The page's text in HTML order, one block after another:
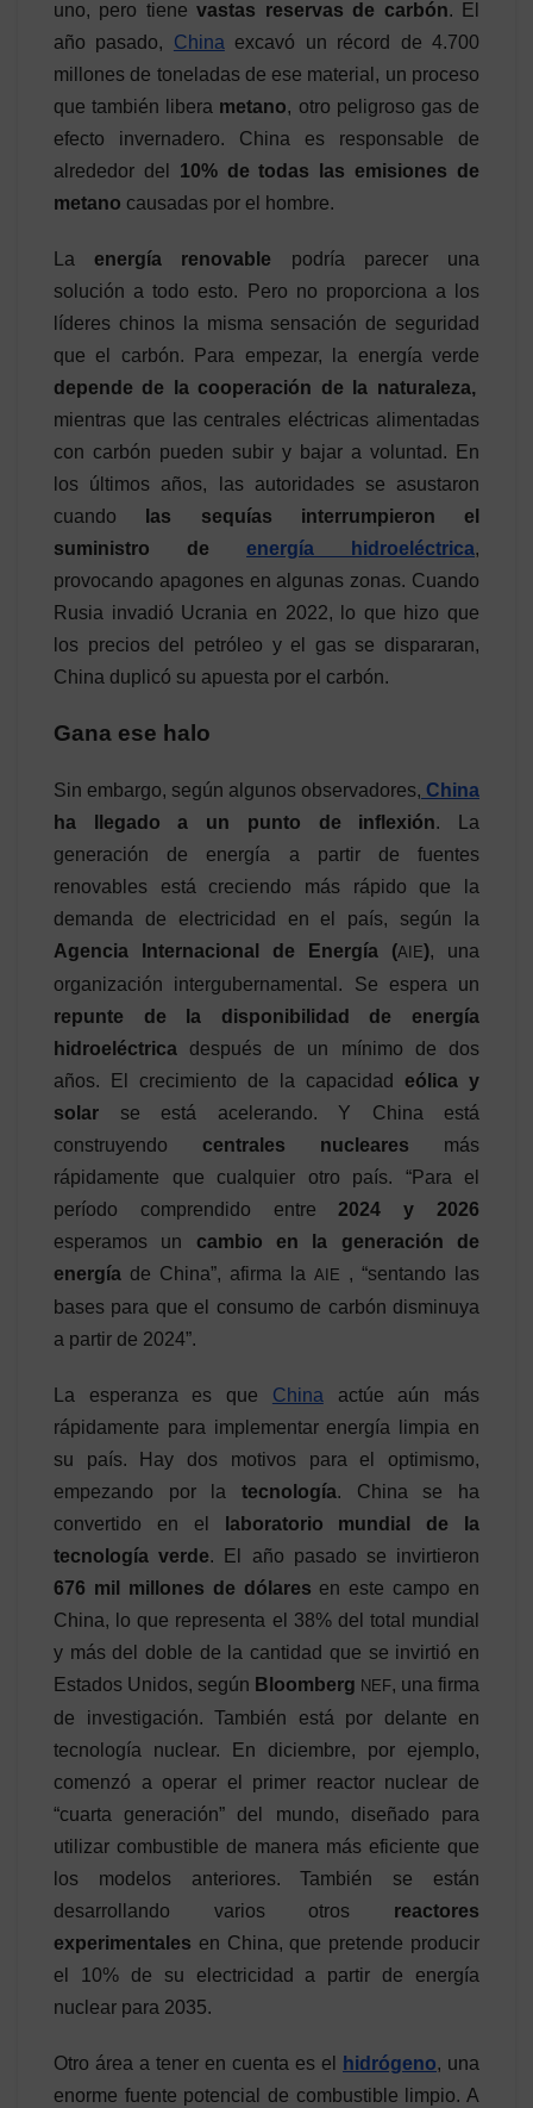
uno, pero tiene vastas reservas de carbón. El
año pasado, China excavó un récord de 4.700
millones de toneladas de ese material, un proceso
que también libera metano, otro peligroso gas de
efecto invernadero. China es responsable de
alrededor del 10% de todas las emisiones de
metano causadas por el hombre.
La energía renovable podría parecer una
solución a todo esto. Pero no proporciona a los
líderes chinos la misma sensación de seguridad
que el carbón. Para empezar, la energía verde
depende de la cooperación de la naturaleza,
mientras que las centrales eléctricas alimentadas
con carbón pueden subir y bajar a voluntad. En
los últimos años, las autoridades se asustaron
cuando las sequías interrumpieron el
suministro de energía hidroeléctrica,
provocando apagones en algunas zonas. Cuando
Rusia invadió Ucrania en 2022, lo que hizo que
los precios del petróleo y el gas se dispararan,
China duplicó su apuesta por el carbón.
Gana ese halo
Sin embargo, según algunos observadores, China
ha llegado a un punto de inflexión. La
generación de energía a partir de fuentes
renovables está creciendo más rápido que la
demanda de electricidad en el país, según la
Agencia Internacional de Energía (AIE), una
organización intergubernamental. Se espera un
repunte de la disponibilidad de energía
hidroeléctrica después de un mínimo de dos
años. El crecimiento de la capacidad
eólica y
solar se está acelerando. Y China está
construyendo centrales nucleares más
rápidamente que cualquier otro país. “Para el
período comprendido entre2024 y 2026
esperamos un cambio en la generación de
energía de China”, afirma la AIE , “sentando las
bases para que el consumo de carbón disminuya
a partir de 2024”.
La esperanza es que China actúe aún más
rápidamente para implementar energía limpia en
su país. Hay dos motivos para el optimismo,
empezando por la tecnología. China se ha
convertido en el
laboratorio mundial de la
tecnología verde. El año pasado se invirtieron
676 mil millones de dólares en este campo en
China, lo que representa el 38% del total mundial
y más del doble de la cantidad que se invirtió en
Estados Unidos, según Bloomberg NEF, una firma
de investigación. También está por delante en
tecnología nuclear. En diciembre, por ejemplo,
comenzó a operar el primer reactor nuclear de
“cuarta generación” del mundo, diseñado para
utilizar combustible de manera más eficiente que
los modelos anteriores. También se están
desarrollando varios otros reactores
experimentales en China, que pretende producir
el 10% de su electricidad a partir de energía
nuclear para 2035.
Otro área a tener en cuenta es el hidrógeno, una
enorme fuente potencial de combustible limpio. A